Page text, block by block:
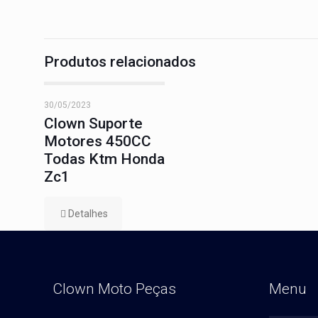
Produtos relacionados
30/05/2023
Clown Suporte
Motores 450CC
Todas Ktm Honda
Zc1
Detalhes
Clown Moto Peças Menu